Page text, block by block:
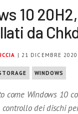
10
da
| 21 DICEMBRE 2020
WINDOWS
come Windows 10
controllo dei dischi